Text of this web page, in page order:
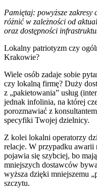
Pamiętaj: powyższe zakresy
różnić w zależności od
oraz dostępności
Lokalny patriotyzm czy
Krakowie?
Wiele osób zadaje sobie
czy lokalną firmę? Duży
z „pakietowania” usług
jednak infolinia, na której
porozmawiać z
specyfiki Twojej dzielnicy.
Z kolei lokalni operatorzy
relacje. W przypadku awarii
pojawia się szybciej, bo
mniejszych dostawców
wyższa dzięki mniejszemu
szczytu.